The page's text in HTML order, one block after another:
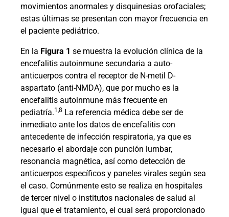
movimientos anormales y disquinesias orofaciales;
estas últimas se presentan con mayor frecuencia en
el paciente pediátrico.
En la Figura 1 se muestra la evolución clínica de la
encefalitis autoinmune secundaria a auto-
anticuerpos contra el receptor de N-metil D-
aspartato (anti-NMDA), que por mucho es la
encefalitis autoinmune más frecuente en
pediatría.1,8 La referencia médica debe ser de
inmediato ante los datos de encefalitis con
antecedente de infección respiratoria, ya que es
necesario el abordaje con punción lumbar,
resonancia magnética, así como detección de
anticuerpos específicos y paneles virales según sea
el caso. Comúnmente esto se realiza en hospitales
de tercer nivel o institutos nacionales de salud al
igual que el tratamiento, el cual será proporcionado